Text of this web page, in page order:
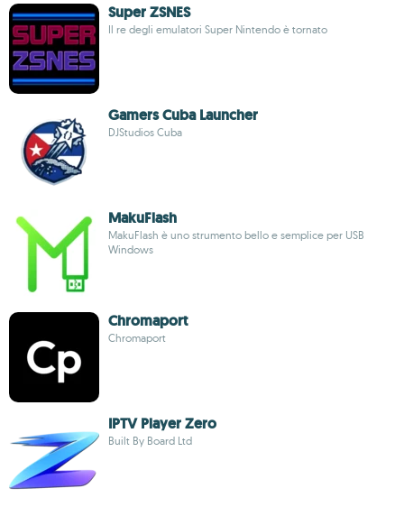
Super ZSNES
Il re degli emulatori Super Nintendo è tornato
Gamers Cuba Launcher
DJStudios Cuba
MakuFlash
MakuFlash è uno strumento bello e semplice per USB
Windows
Chromaport
Chromaport
IPTV Player Zero
Built By Board Ltd